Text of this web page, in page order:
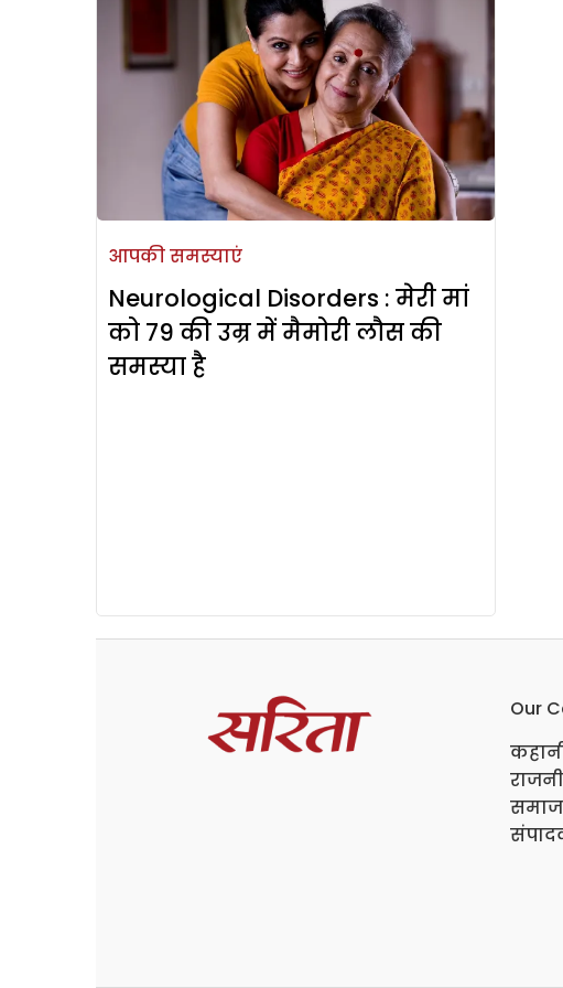
आपकी समस्याएं
Neurological Disorders : मेरी मां
को 79 की उम्र में मैमोरी लौस की
समस्या है
Our
समाज